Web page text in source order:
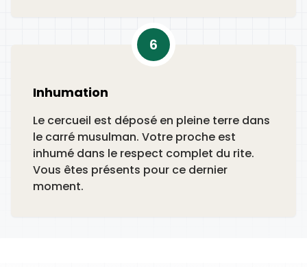
6
Inhumation
Le cercueil est déposé en pleine terre dans
le carré musulman. Votre proche est
inhumé dans le respect complet du rite.
Vous êtes présents pour ce dernier
moment.